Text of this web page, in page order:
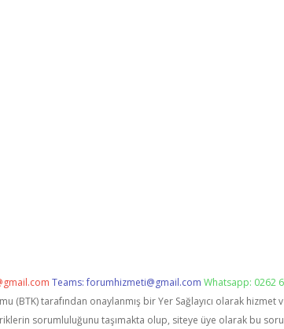
Teams:forumhizmeti@gmail.com Whatsapp: 0262
(BTK) tarafından onaylanmış bir Yer Sağlayıcı olarak
sorumluluğunu taşımakta olup, siteye üye olarak bu